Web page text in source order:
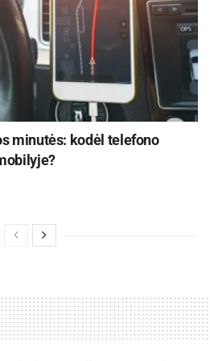
pasaulį.
minutės: kodėl telefono